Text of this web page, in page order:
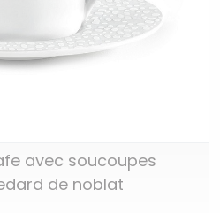
avec soucoupes
de noblat